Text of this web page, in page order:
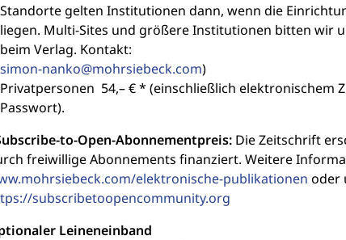
Standorte gelten Institutionen dann, wenn die
liegen. Multi-Sites und größere Institutionen bitten wir
beim Verlag. Kontakt:
simon-nanko@mohrsiebeck.com)
Privatpersonen 54,– € * (einschließlich elektronischem
Passwort).
to-Open-Abonnementpreis: Die Zeitschrift
freiwillige Abonne­ments finanziert. Weitere
elektronische-publikationen oder
subscribetoopencommunity.org
Leineneinband